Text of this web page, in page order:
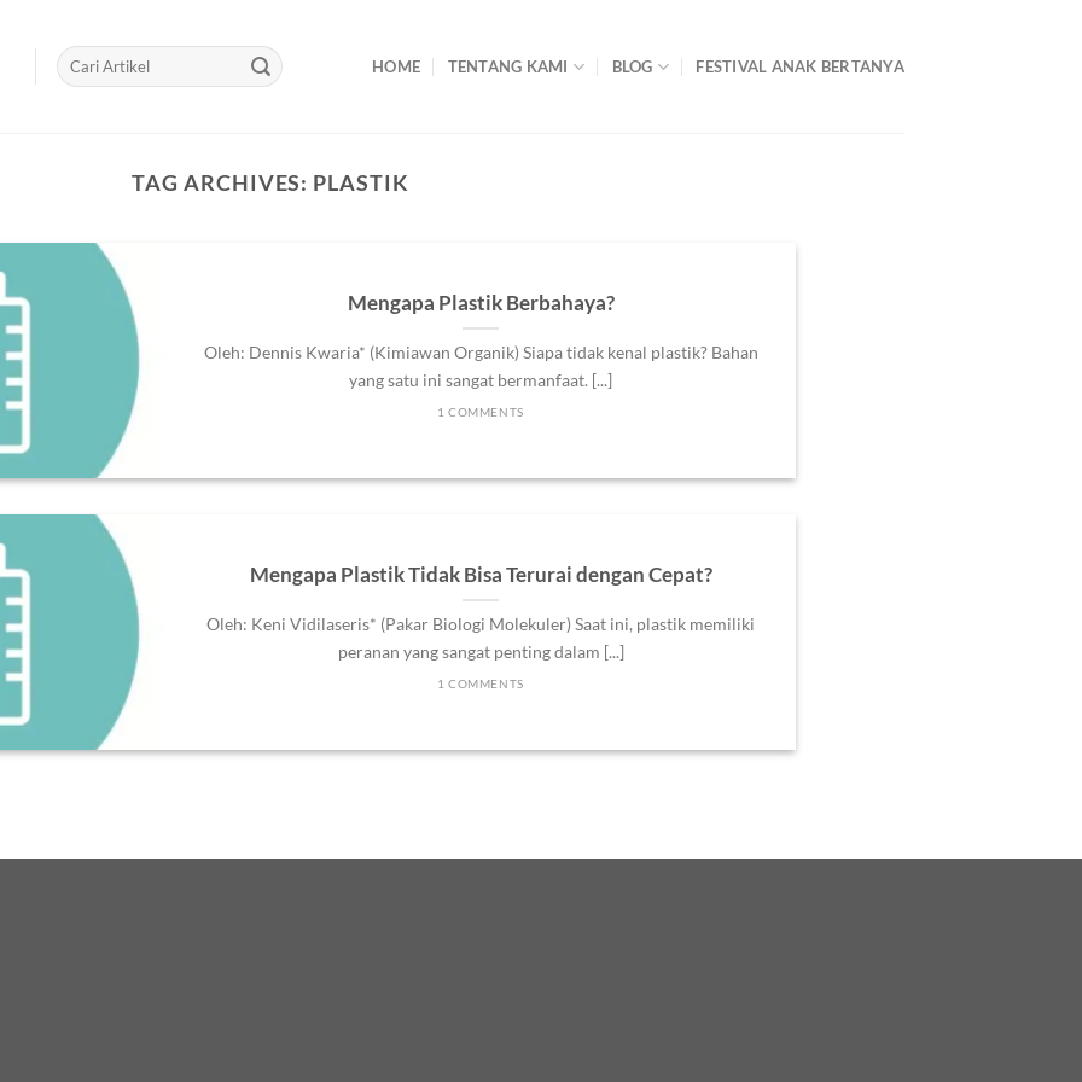
HOME TENTANG KAMI BLOG FESTIVAL ANAK BERTANYA
TAG ARCHIVES: PLASTIK
Mengapa Plastik Berbahaya?
Oleh: Dennis Kwaria* (Kimiawan Organik) Siapa tidak kenal plastik? Bahan
yang satu ini sangat bermanfaat. [...]
1 COMMENTS
Mengapa Plastik Tidak Bisa Terurai dengan Cepat?
Oleh: Keni Vidilaseris* (Pakar Biologi Molekuler) Saat ini, plastik memiliki
peranan yang sangat penting dalam [...]
1 COMMENTS